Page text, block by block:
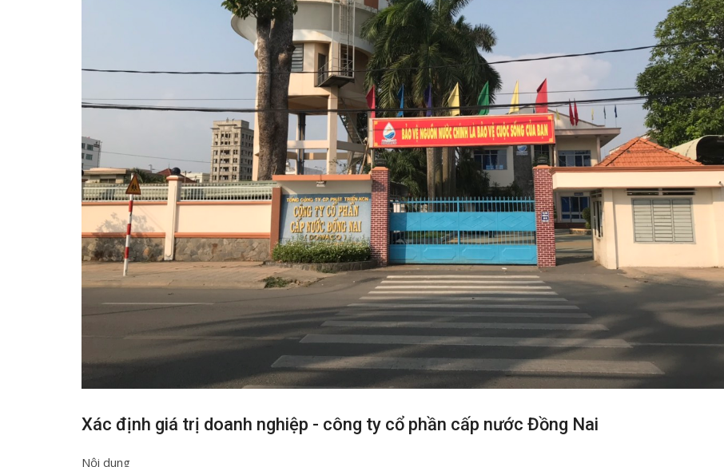
Xác định giá trị doanh nghiệp - công ty cổ phần cấp nước Đồng Nai
Nội dung